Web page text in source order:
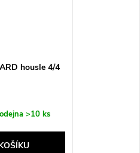
housle 4/4
>10 ks